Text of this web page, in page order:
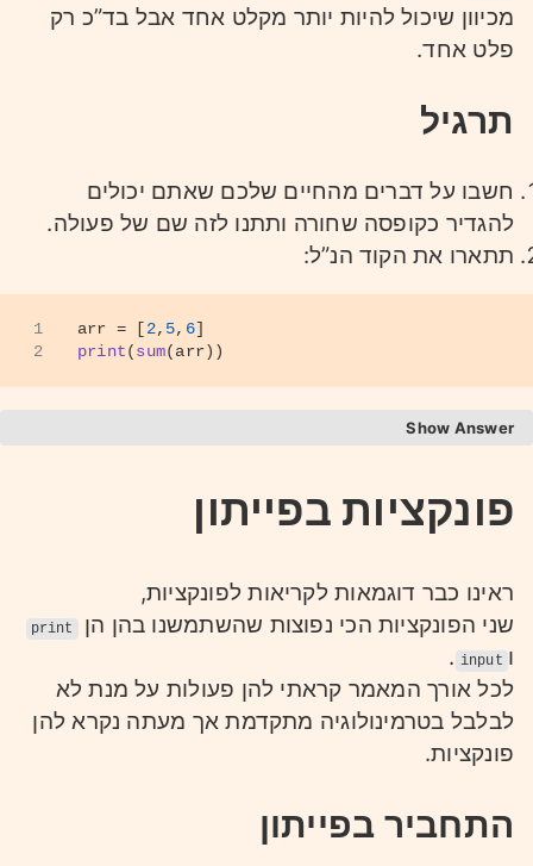
מכיוון שיכול להיות יותר מקלט אחד אבל בד”כ רק
פלט אחד.
תרגיל
חשבו על דברים מהחיים שלכם שאתם יכולים
להגדיר כקופסה שחורה ותתנו לזה שם של פעולה.
תתארו את הקוד הנ”ל:
1
2
arr = [2, 5, 6]
print(sum(arr))
Answer
והפלט הוא קפה שחור חם.
Drive(Location, Fuel) - נוסע למיקום
מסוים, צורך דלק.
Write(Idea, Keyboard, PC) - מקבל רעיון,
מקלדת ומחשב וכותב את הרעיון.
בקטע הקוד הזה אתחלנו מערך לערכים 2,5,6.
לאחר מכן קראנו לפונקציה
פונקציות בפייתון
ראינו כבר דוגמאות לקריאות לפונקציות,
שני הפונקציות הכי נפוצות שהשתמשנו בהן הן print
ו input
.
לכל אורך המאמר קראתי להן פעולות על מנת לא
לבלבל בטרמינולוגיה מתקדמת אך מעתה נקרא להן
פונקציות.
התחביר בפייתון